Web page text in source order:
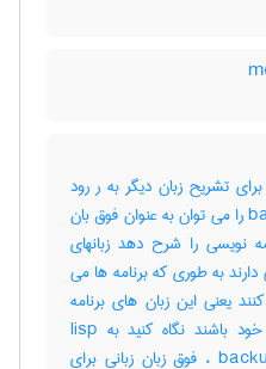
تشریح زبان دیگر به ر رود
مثلاً زبان backus naur - form را می توان به عنوان فوق بان
نویسی را شرح دهد زبانهای
به طوری که برنامه ها می
یعنی این زبان های برنامه
نویسی می توانند فوق زبانهای خود باشند نگاه کنید به lisp
backus - naur - form prolog ، فوق زبان زبانی برای